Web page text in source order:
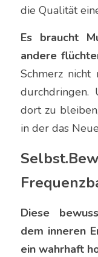
die Qualität
Es braucht
andere
Schmerz nicht
durchdringen.
dort zu
in der das
Diese
dem inneren
ein wahrhaft